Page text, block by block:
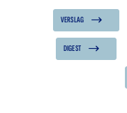
VERSLAG
DIGEST